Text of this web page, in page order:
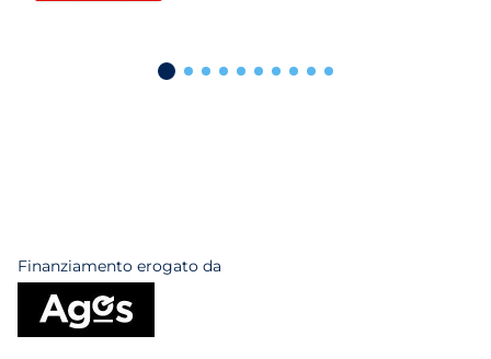
Finanziamento erogato da